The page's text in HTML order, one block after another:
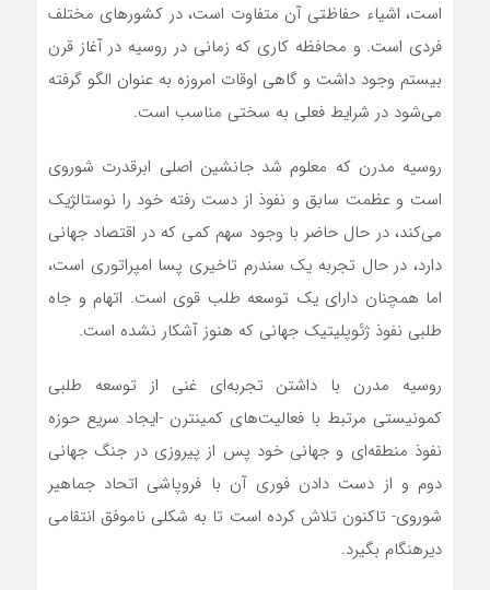
است، اشیاء حفاظتی آن متفاوت است، در کشورهای مختلف
فردی است. و محافظه کاری که زمانی در روسیه در آغاز قرن
بیستم وجود داشت و گاهی اوقات امروزه به عنوان الگو گرفته‌
می‌شود در شرایط فعلی به سختی مناسب است.
روسیه مدرن که معلوم شد جانشین اصلی ابرقدرت شوروی
است و عظمت سابق و نفوذ از دست رفته خود را نوستالژیک‌
می‌کند، در حال حاضر با وجود سهم کمی که در اقتصاد جهانی
دارد، در حال تجربه یک سندرم تاخیری پسا امپراتوری است،
اما همچنان دارای یک توسعه طلب قوی است. اتهام و جاه
طلبی نفوذ ژئوپلیتیک جهانی که هنوز آشکار نشده است.
روسیه مدرن با داشتن تجربه‌ای غنی از توسعه طلبی
کمونیستی مرتبط با فعالیت‌‌های کمینترن -ایجاد سریع حوزه
نفوذ منطقه‌ای و جهانی خود پس از پیروزی در جنگ جهانی
دوم و از دست دادن فوری آن با فروپاشی اتحاد جماهیر
شوروی- تاکنون تلاش کرده است تا به شکلی ناموفق انتقامی
دیرهنگام بگیرد.